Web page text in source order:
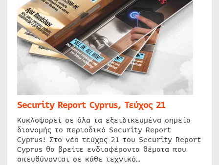
Security Report Cyprus, Τεύχος 21
Κυκλοφορεί σε όλα τα εξειδικευμένα σημεία
διανομής το περιοδικό Security Report
Cyprus! Στο νέο τεύχος 21 του Security Report
Cyprus θα βρείτε ενδιαφέροντα θέματα που
απευθύνονται σε κάθε τεχνικό…